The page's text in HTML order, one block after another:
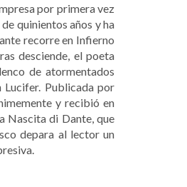
por primera vez
quinientos años y ha
recorre en Infierno
desciende, el poeta
de atormentados
Lucifer. Publicada por
y recibió en
Nascita di Dante, que
depara al lector un